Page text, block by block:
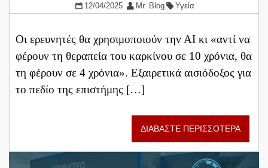
12/04/2025 Mr. Blog Υγεία
Οι ερευνητές θα χρησιμοποιούν την ΑΙ κι «αντί να
φέρουν τη θεραπεία του καρκίνου σε 10 χρόνια, θα
τη φέρουν σε 4 χρόνια». Εξαιρετικά αισιόδοξος για
το πεδίο της επιστήμης […]
ΔΙΑΒΑΣΤΕ ΠΕΡΙΣΣΟΤΕΡΑ